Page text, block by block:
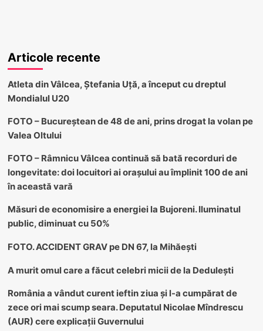
Articole recente
Atleta din Vâlcea, Ștefania Uță, a început cu dreptul
Mondialul U20
FOTO – Bucureștean de 48 de ani, prins drogat la volan pe
Valea Oltului
FOTO – Râmnicu Vâlcea continuă să bată recorduri de
longevitate: doi locuitori ai orașului au împlinit 100 de ani
în această vară
Măsuri de economisire a energiei la Bujoreni. Iluminatul
public, diminuat cu 50%
FOTO. ACCIDENT GRAV pe DN 67, la Mihăești
A murit omul care a făcut celebri micii de la Dedulești
România a vândut curent ieftin ziua și l-a cumpărat de
zece ori mai scump seara. Deputatul Nicolae Mîndrescu
(AUR) cere explicații Guvernului